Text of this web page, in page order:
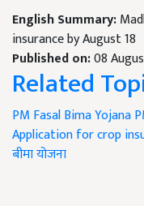
English Summary:
insurance by August 18
Published on:08
Related
PM Fasal Bima Yojana
Application for crop
बीमा योजना